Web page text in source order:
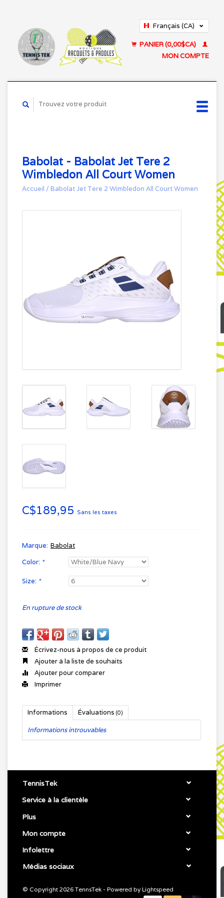
Français (CA)
PANIER (0,00$CA)
MON COMPTE
Babolat - Babolat Jet Tere 2
Wimbledon All Court Women
Accueil / Babolat Jet Tere 2 Wimbledon All Court Women
C$189,95 Sans les taxes
Marque: Babolat
Color: *
Size: *
En rupture de stock
Écrivez-nous à propos de ce produit
Ajouter à la liste de souhaits
Ajouter pour comparer
Imprimer
Informations Évaluations (0)
Informations introuvables
TennisTek
Service à la clientèle
Plus
Mon compte
Infolettre
Médias sociaux
© Copyright 2026 TennsTek - Powered by Lightspeed